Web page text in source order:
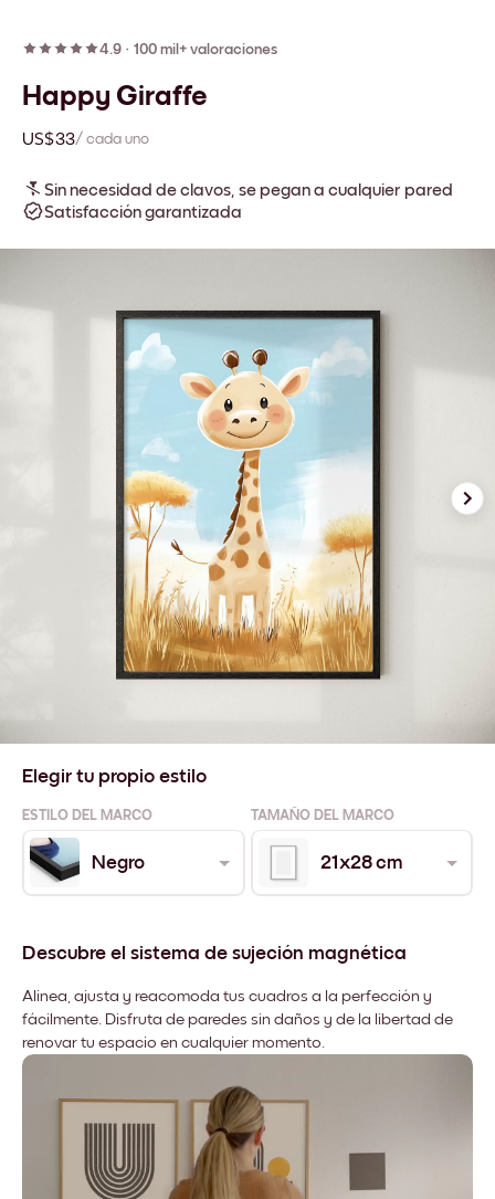
4.9 · 100 mil+ valoraciones
Happy Giraffe
US$33/ cada uno
Sin necesidad de clavos, se pegan a cualquier pared
Satisfacción garantizada
Elegir tu propio estilo
ESTILO DEL MARCO TAMAÑO DEL MARCO
Negro 21x28 cm
Descubre el sistema de sujeción magnética
Alinea, ajusta y reacomoda tus cuadros a la perfección y
fácilmente. Disfruta de paredes sin daños y de la libertad de
renovar tu espacio en cualquier momento.